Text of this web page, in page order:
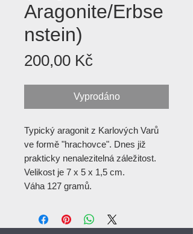
Aragonite/Erbse
nstein)
200,00 KčCena
Vyprodáno
Typický aragonit z Karlových Varů
ve formě "hrachovce". Dnes již
prakticky nenalezitelná záležitost.
Velikost je 7 x 5 x 1,5 cm.
Váha 127 gramů.